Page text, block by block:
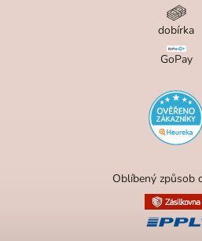
dobírka
GoPay
Oblíbený způsob